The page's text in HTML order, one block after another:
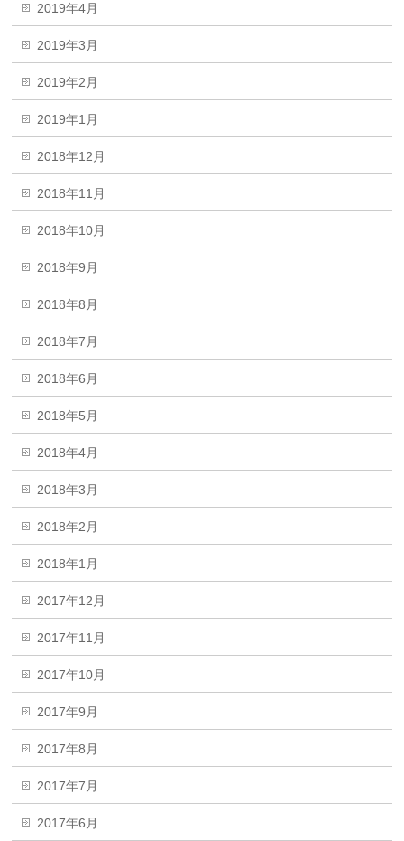
2019年4月
2019年3月
2019年2月
2019年1月
2018年12月
2018年11月
2018年10月
2018年9月
2018年8月
2018年7月
2018年6月
2018年5月
2018年4月
2018年3月
2018年2月
2018年1月
2017年12月
2017年11月
2017年10月
2017年9月
2017年8月
2017年7月
2017年6月